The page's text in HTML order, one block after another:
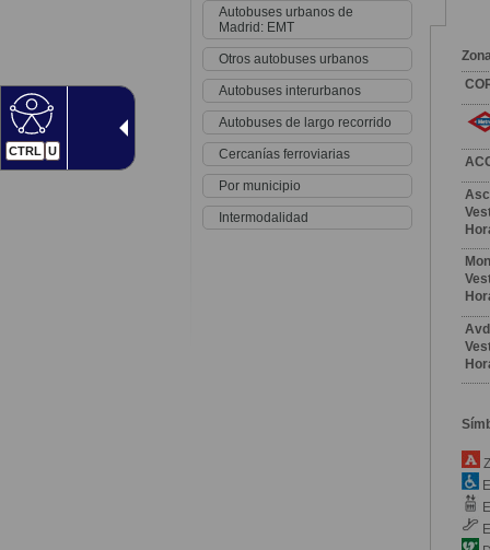
CTRL U
Autobuses urbanos de
Madrid: EMT
Otros autobuses urbanos
Autobuses interurbanos
Autobuses de largo recorrido
Cercanías ferroviarias
Por municipio
Intermodalidad